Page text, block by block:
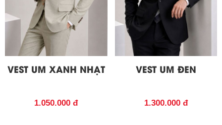
VEST UM XANH NHẠT
1.050.000 đ
VEST UM ĐEN
1.300.000 đ